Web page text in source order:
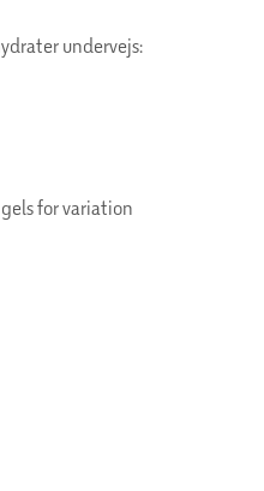
undervejs:
for variation